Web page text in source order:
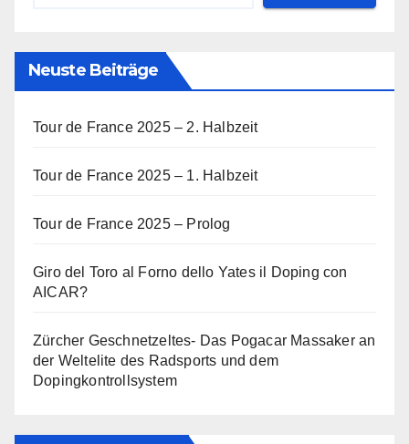
Neuste Beiträge
Tour de France 2025 – 2. Halbzeit
Tour de France 2025 – 1. Halbzeit
Tour de France 2025 – Prolog
Giro del Toro al Forno dello Yates il Doping con
AICAR?
Zürcher Geschnetzeltes- Das Pogacar Massaker an
der Weltelite des Radsports und dem
Dopingkontrollsystem